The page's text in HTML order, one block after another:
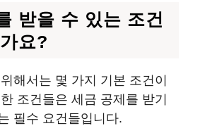
받을 수 있는 조건
요?
해서는 몇 가지 기본 조건이
조건들은 세금 공제를 받기
필수 요건들입니다.